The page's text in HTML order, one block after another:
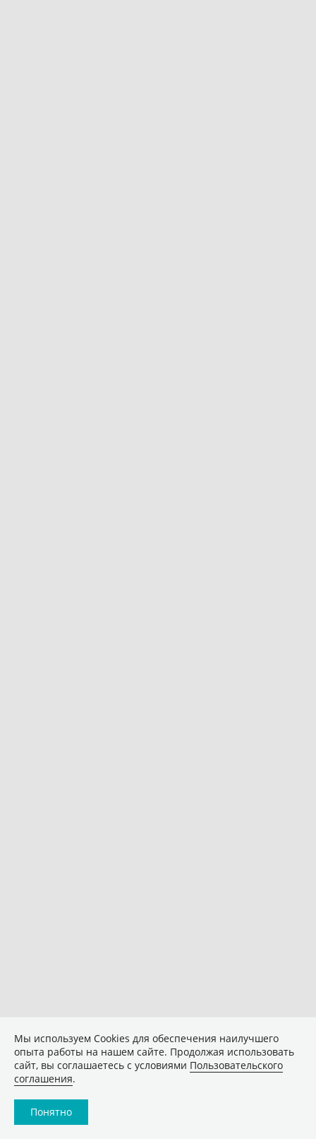
Мы используем Сookies для обеспечения наилучшего
опыта работы на нашем сайте. Продолжая использовать
сайт, вы соглашаетесь с условиями Пользовательского
соглашения.
Понятно